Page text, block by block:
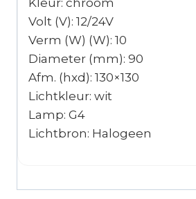
Kleur: chroom
Volt (V): 12/24V
Verm (W) (W): 10
Diameter (mm): 90
Afm. (hxd): 130×130
Lichtkleur: wit
Lamp: G4
Lichtbron: Halogeen